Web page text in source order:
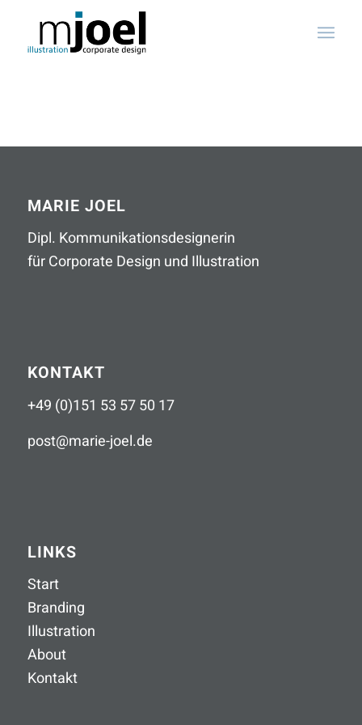
MARIE JOEL
Dipl. Kommunikationsdesignerin
für Corporate Design und Illustration
KONTAKT
+49 (0)151 53 57 50 17
post@marie-joel.de
LINKS
Start
Branding
Illustration
About
Kontakt